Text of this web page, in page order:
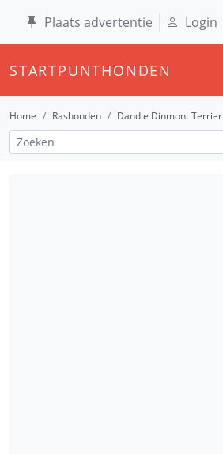
Plaats advertentie Login
STARTPUNTHONDEN
Home Rashonden Dandie Dinmont Terrier